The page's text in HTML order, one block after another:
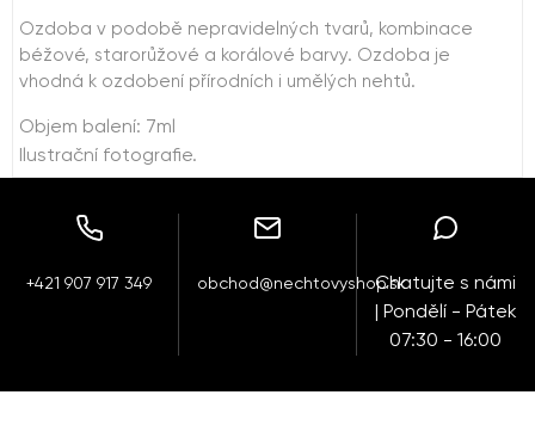
Ozdoba v podobě nepravidelných tvarů, kombinace
béžové, starorůžové a korálové barvy. Ozdoba je
vhodná k ozdobení přírodních i umělých nehtů.
Objem balení: 7ml
Ilustrační fotografie.
+421 907 917 349 obchod@nechtovyshop.skChatujte s námi
| Pondělí - Pátek
07:30 - 16:00